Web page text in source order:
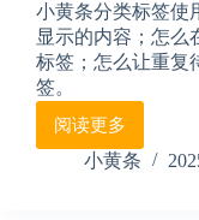
小黄条分类标签使
显示的内容；怎么
标签；怎么让重复
签。
阅读更多
1.
小
小黄条